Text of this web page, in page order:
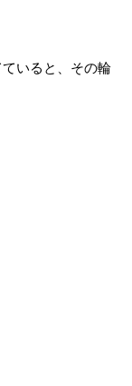
いると、その輪